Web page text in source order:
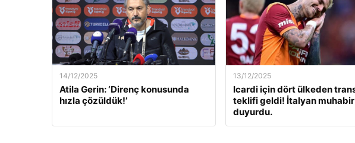
14/12/2025
Atila Gerin: ‘Direnç konusunda
hızla çözüldük!’
13/12/2025
Icardi için dört ülkeden
teklifi geldi! İtalyan muhabir
duyurdu.